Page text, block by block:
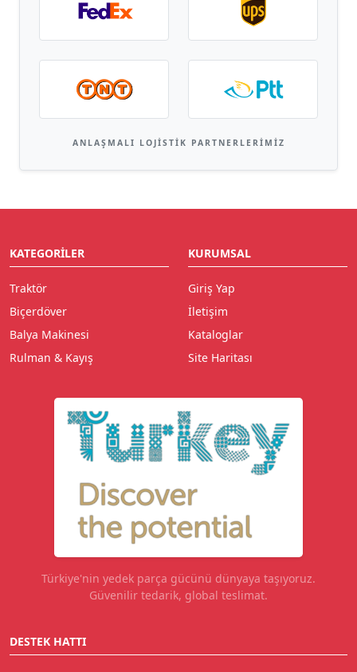
ANLAŞMALI LOJISTIK PARTNERLERIMIZ
KATEGORILER
Traktör
Biçerdöver
Balya Makinesi
Rulman & Kayış
KURUMSAL
Giriş Yap
İletişim
Kataloglar
Site Haritası
Türkiye'nin yedek parça gücünü dünyaya taşıyoruz.
Güvenilir tedarik, global teslimat.
DESTEK HATTI